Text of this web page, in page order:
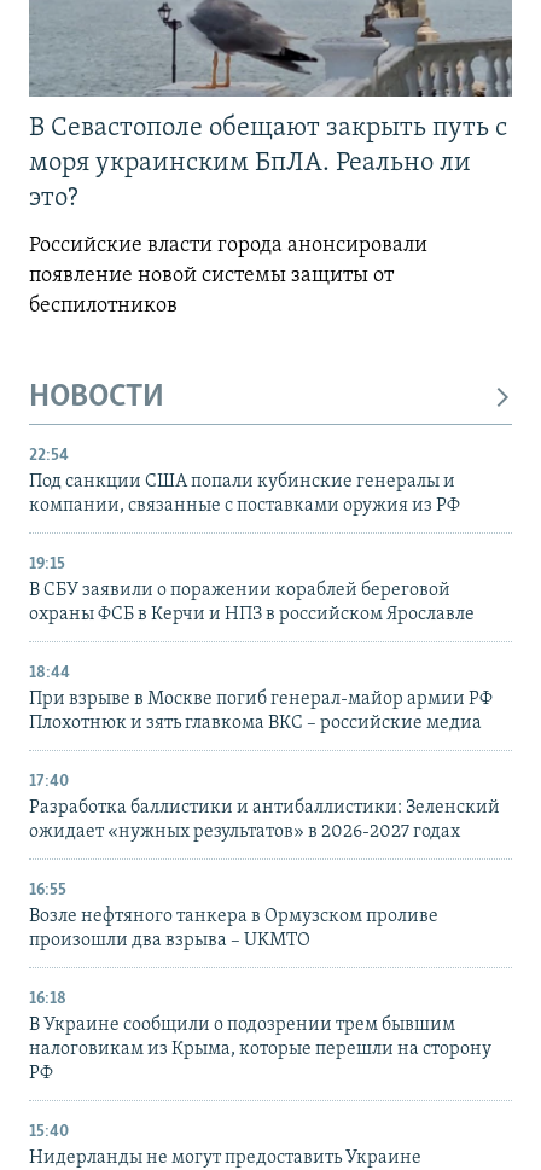
В Севастополе обещают закрыть путь с
моря украинским БпЛА. Реально ли
это?
Российские власти города анонсировали
появление новой системы защиты от
беспилотников
НОВОСТИ
22:54
Под санкции США попали кубинские генералы и
компании, связанные с поставками оружия из РФ
19:15
В СБУ заявили о поражении кораблей береговой
охраны ФСБ в Керчи и НПЗ в российском Ярославле
18:44
При взрыве в Москве погиб генерал-майор армии РФ
Плохотнюк и зять главкома ВКС – российские медиа
17:40
Разработка баллистики и антибаллистики: Зеленский
ожидает «нужных результатов» в 2026-2027 годах
16:55
Возле нефтяного танкера в Ормузском проливе
произошли два взрыва – UKMTO
16:18
В Украине сообщили о подозрении трем бывшим
налоговикам из Крыма, которые перешли на сторону
РФ
15:40
Нидерланды не могут предоставить Украине